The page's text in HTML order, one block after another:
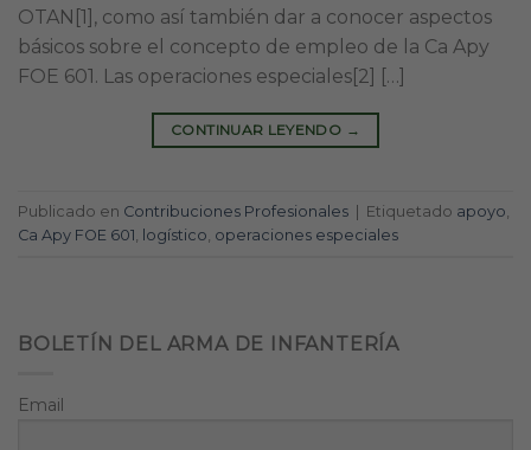
OTAN[1], como así también dar a conocer aspectos
básicos sobre el concepto de empleo de la Ca Apy
FOE 601. Las operaciones especiales[2] […]
CONTINUAR LEYENDO →
Publicado en Contribuciones Profesionales | Etiquetado apoyo
Ca Apy FOE 601 logístico operaciones especiales
BOLETÍN DEL ARMA DE INFANTERÍA
Email